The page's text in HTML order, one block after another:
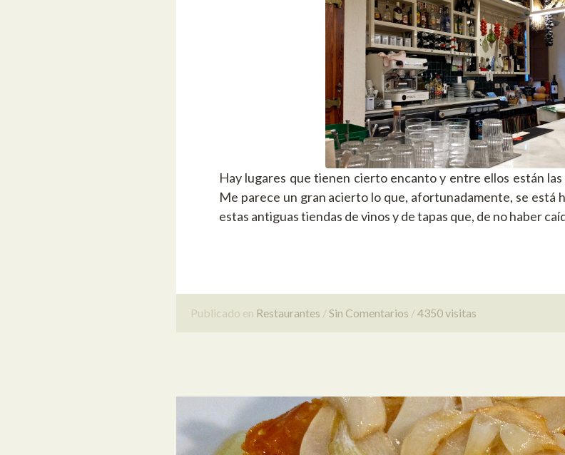
Hay lugares que tienen cierto encanto y entre ellos están
Me parece un gran acierto lo que, afortunadamente, se está
estas antiguas tiendas de vinos y de tapas que, de no haber
Publicado en Restaurantes Sin Comentarios 4350 visitas